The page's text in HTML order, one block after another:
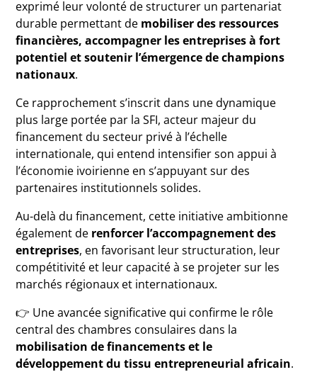
exprimé leur volonté de structurer un partenariat
durable permettant de mobiliser des ressources
financières, accompagner les entreprises à fort
potentiel et soutenir l’émergence de champions
nationaux.
Ce rapprochement s’inscrit dans une dynamique
plus large portée par la SFI, acteur majeur du
financement du secteur privé à l’échelle
internationale, qui entend intensifier son appui à
l’économie ivoirienne en s’appuyant sur des
partenaires institutionnels solides.
Au-delà du financement, cette initiative ambitionne
également de renforcer l’accompagnement des
entreprises, en favorisant leur structuration, leur
compétitivité et leur capacité à se projeter sur les
marchés régionaux et internationaux.
👉 Une avancée significative qui confirme le rôle
central des chambres consulaires dans la
mobilisation de financements et le
développement du tissu entrepreneurial africain.